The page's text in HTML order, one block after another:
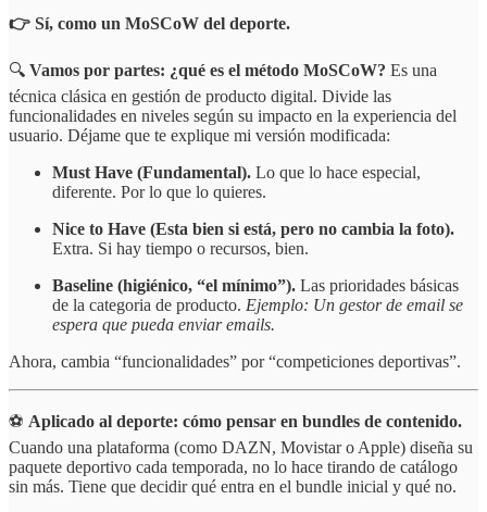
👉 Sí, como un MoSCoW del deporte.
🔍 Vamos por partes: ¿qué es el método MoSCoW? Es una
técnica clásica en gestión de producto digital. Divide las
funcionalidades en niveles según su impacto en la experiencia del
usuario. Déjame que te explique mi versión modificada:
Must Have (Fundamental). Lo que lo hace especial,
diferente. Por lo que lo quieres.
Nice to Have (Esta bien si está, pero no cambia la foto).
Extra. Si hay tiempo o recursos, bien.
Baseline (higiénico, “el mínimo”). Las prioridades básicas
de la categoria de producto. Ejemplo: Un gestor de email se
espera que pueda enviar emails.
Ahora, cambia “funcionalidades” por “competiciones deportivas”.
⚽ Aplicado al deporte: cómo pensar en bundles de contenido.
Cuando una plataforma (como DAZN, Movistar o Apple) diseña su
paquete deportivo cada temporada, no lo hace tirando de catálogo
sin más. Tiene que decidir qué entra en el bundle inicial y qué no.